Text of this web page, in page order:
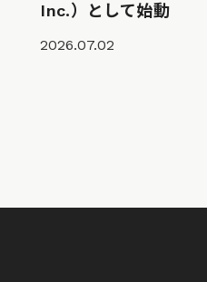
Inc.）として始動
2026.07.02